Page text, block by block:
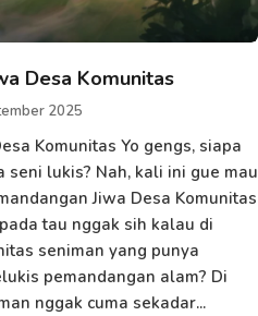
Desa Komunitas
2025
Komunitas Yo gengs, siapa
seni lukis? Nah, kali ini gue mau
Jiwa Desa Komunitas
tau nggak sih kalau di
seniman yang punya
pemandangan alam? Di
nggak cuma sekadar...